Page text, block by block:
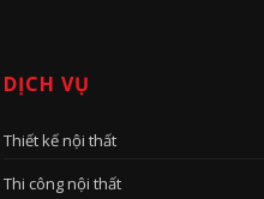
DỊCH VỤ
Thiết kế nội thất
Thi công nội thất